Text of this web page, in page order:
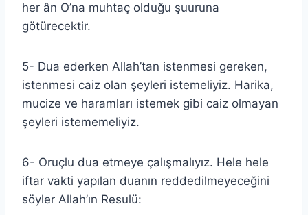
her ân O’na muhtaç olduğu şuuruna
götürecektir.
5- Dua ederken Allah’tan istenmesi gereken,
istenmesi caiz olan şeyleri istemeliyiz. Harika,
mucize ve haramları istemek gibi caiz olmayan
şeyleri istememeliyiz.
6- Oruçlu dua etmeye çalışmalıyız. Hele hele
iftar vakti yapılan duanın reddedilmeyeceğini
söyler Allah’ın Resulü: